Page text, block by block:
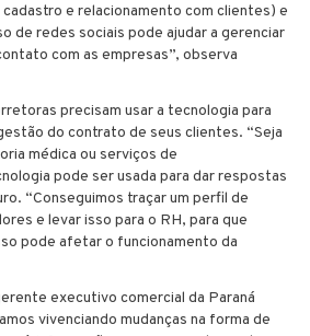
e relacionamento com clientes) e
de redes sociais pode ajudar a gerenciar
com as empresas”, observa
precisam usar a tecnologia para
do contrato de seus clientes. “Seja
médica ou serviços de
pode ser usada para dar respostas
“Conseguimos traçar um perfil de
e levar isso para o RH, para que
pode afetar o funcionamento da
executivo comercial da Paraná
vivenciando mudanças na forma de